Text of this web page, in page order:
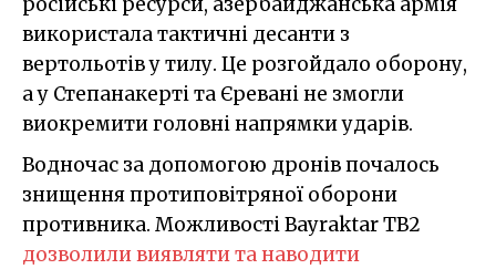
використала тактичні десанти з
вертольотів у тилу. Це розгойдало оборону,
а у Степанакерті та Єревані не змогли
виокремити головні напрямки ударів.
Водночас за допомогою дронів почалось
знищення протиповітряної оборони
противника. Можливості Bayraktar TB2
дозволили виявляти та наводити